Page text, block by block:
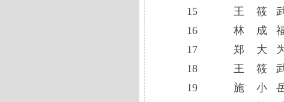
15 王 筱 武
16 林 成 福
17 郑 大 为
18 王 筱 武
19 施 小 岳